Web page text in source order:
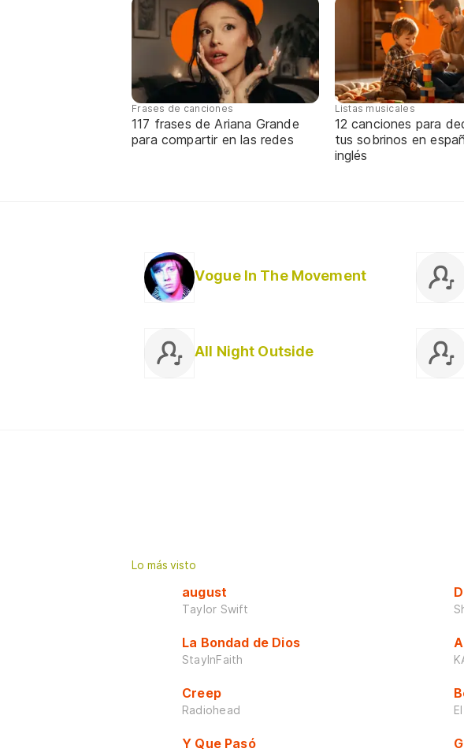
Frases de canciones
117 frases de Ariana Grande
para compartir en las redes
Listas musicales
12 canciones para
tus sobrinos en
inglés
Vogue In The Movement
All Night Outside
Lo más visto
august
Taylor Swift
La Bondad de Dios
StayInFaith
Creep
Radiohead
Y Que Pasó